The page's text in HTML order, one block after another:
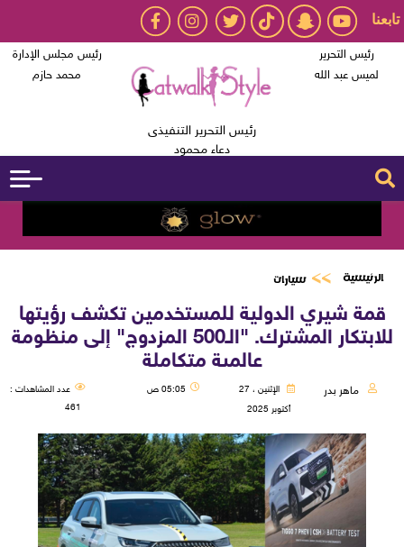
تابعنا
رئيس التحرير
لميس عبد الله
رئيس التحرير التنفيذى
دعاء محمود
رئيس مجلس الإدارة
محمد حازم
الرئيسية سيارات
قمة شيري الدولية للمستخدمين تكشف رؤيتها
للابتكار المشترك. "الـ500 المزدوج" إلى منظومة
عالمية متكاملة
ماهر بدر
الإثنين ، 27
أكتوبر 2025
05:05 ص
عدد المشاهدات :
461